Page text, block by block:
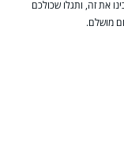
את זה, ותגלו שכולכם
מושלם.